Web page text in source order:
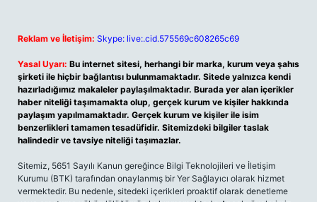
Reklam ve İletişim: Skype: live:.cid.575569c608265c69
Yasal Uyarı: Bu internet sitesi, herhangi bir marka, kurum veya şahıs
şirketi ile hiçbir bağlantısı bulunmamaktadır. Sitede yalnızca kendi
hazırladığımız makaleler paylaşılmaktadır. Burada yer alan içerikler
haber niteliği taşımamakta olup, gerçek kurum ve kişiler hakkında
paylaşım yapılmamaktadır. Gerçek kurum ve kişiler ile isim
benzerlikleri tamamen tesadüfidir. Sitemizdeki bilgiler taslak
halindedir ve tavsiye niteliği taşımazlar.
Sitemiz, 5651 Sayılı Kanun gereğince Bilgi Teknolojileri ve İletişim
Kurumu (BTK) tarafından onaylanmış bir Yer Sağlayıcı olarak hizmet
vermektedir. Bu nedenle, sitedeki içerikleri proaktif olarak denetleme